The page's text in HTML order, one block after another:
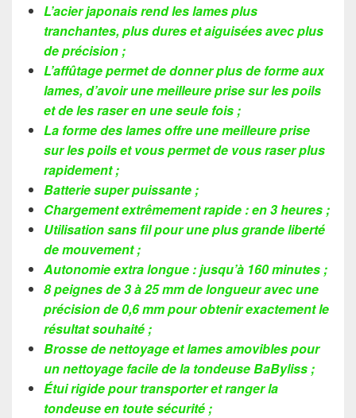
L’acier japonais rend les lames plus
tranchantes, plus dures et aiguisées avec plus
de précision ;
L’affûtage permet de donner plus de forme aux
lames, d’avoir une meilleure prise sur les poils
et de les raser en une seule fois ;
La forme des lames offre une meilleure prise
sur les poils et vous permet de vous raser plus
rapidement ;
Batterie super puissante ;
Chargement extrêmement rapide : en 3 heures ;
Utilisation sans fil pour une plus grande liberté
de mouvement ;
Autonomie extra longue : jusqu’à 160 minutes ;
8 peignes de 3 à 25 mm de longueur avec une
précision de 0,6 mm pour obtenir exactement le
résultat souhaité ;
Brosse de nettoyage et lames amovibles pour
un nettoyage facile de la tondeuse BaByliss ;
Étui rigide pour transporter et ranger la
tondeuse en toute sécurité ;